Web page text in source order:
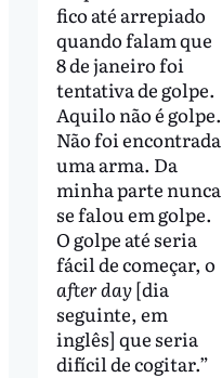
fico até arrepiado
quando falam que
8 de janeiro foi
tentativa de golpe.
Aquilo não é golpe.
Não foi encontrada
uma arma. Da
minha parte nunca
se falou em golpe.
O golpe até seria
fácil de começar, o
after day[dia
seguinte, em
inglês] que seria
difícil de cogitar.”